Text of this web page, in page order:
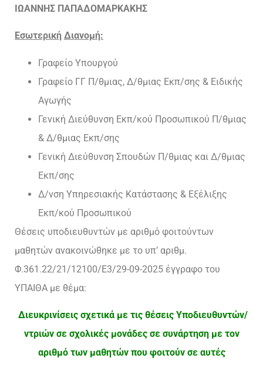
ΙΩΑΝΝΗΣ ΠΑΠΑΔΟΜΑΡΚΑΚΗΣ
Εσωτερική Διανομή:
Γραφείο Υπουργού
Γραφείο ΓΓ Π/θμιας, Δ/θμιας Εκπ/σης & Ειδικής
Αγωγής
Γενική Διεύθυνση Εκπ/κού Προσωπικού Π/θμιας
& Δ/θμιας Εκπ/σης
Γενική Διεύθυνση Σπουδών Π/θμιας και Δ/θμιας
Εκπ/σης
Δ/νση Υπηρεσιακής Κατάστασης & Εξέλιξης
Εκπ/κού Προσωπικού
Θέσεις υποδιευθυντών με αριθμό φοιτούντων
μαθητών ανακοινώθηκε με το υπ’ αριθμ.
Φ.361.22/21/12100/Ε3/29-09-2025 έγγραφο του
ΥΠΑΙΘΑ με θέμα:
Διευκρινίσεις σχετικά με τις θέσεις Υποδιευθυντών/
ντριών σε σχολικές μονάδες σε συνάρτηση με τον
αριθμό των μαθητών που φοιτούν σε αυτές